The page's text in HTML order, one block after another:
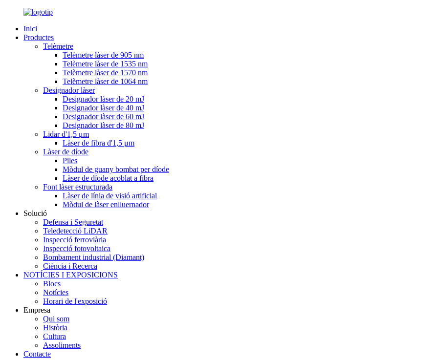
Inici
Productes
Telèmetre
Telèmetre làser de 905 nm
Telèmetre làser de 1535 nm
Telèmetre làser de 1570 nm
Telèmetre làser de 1064 nm
Designador làser
Designador làser de 20 mJ
Designador làser de 40 mJ
Designador làser de 60 mJ
Designador làser de 80 mJ
Lidar d'1,5 μm
Làser de fibra d'1,5 μm
Làser de díode
Piles
Mòdul de guany bombat per díode
Làser de díode acoblat a fibra
Font làser estructurada
Làser de línia de visió artificial
Mòdul de làser enlluernador
Solució
Defensa i Seguretat
Teledetecció LiDAR
Inspecció ferroviària
Inspecció fotovoltaica
Bombament industrial (Diamant)
Ciència i Recerca
NOTÍCIES I EXPOSICIONS
Blocs
Notícies
Horari de l'exposició
Empresa
Qui som
Història
Cultura
Assoliments
Contacte